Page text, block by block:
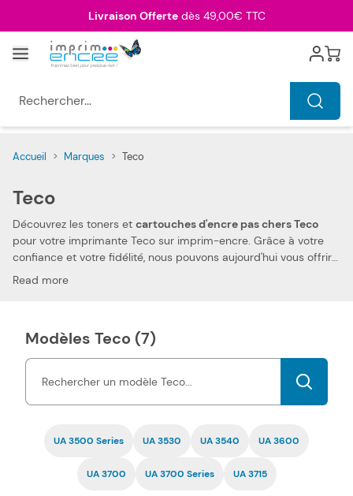
Livraison Offertedès 49,00€ TTC
Menu Cart
Accueil > Marques > Teco
Teco
Découvrez les toners et cartouches d'encre pas chers Teco
pour votre imprimante Teco sur imprim-encre. Grâce à votre
confiance et votre fidélité, nous pouvons aujourd'hui vous offrir
les prix les plus compétitifs du marché
économiques.La compatibilité de nos toners et cartouches
d'encre Teco pas chers est garantiepar une certification ISO,
Read more
Modèles Teco (7)
UA 3500 Series UA 3530 UA 3540 UA 3600
UA 3700 UA 3700 Series UA 3715